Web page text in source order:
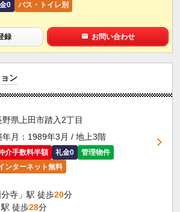
0
バス・トイレ別
録 お問い合わせ
ン
野県上田市踏入2丁目
年月：1989年3月 / 地上3階
介手数料半額 礼金0
管理物件
ンターネット無料
寺」駅 徒歩20分
徒歩28分